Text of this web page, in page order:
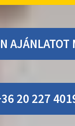
AJÁNLATOT
20 227